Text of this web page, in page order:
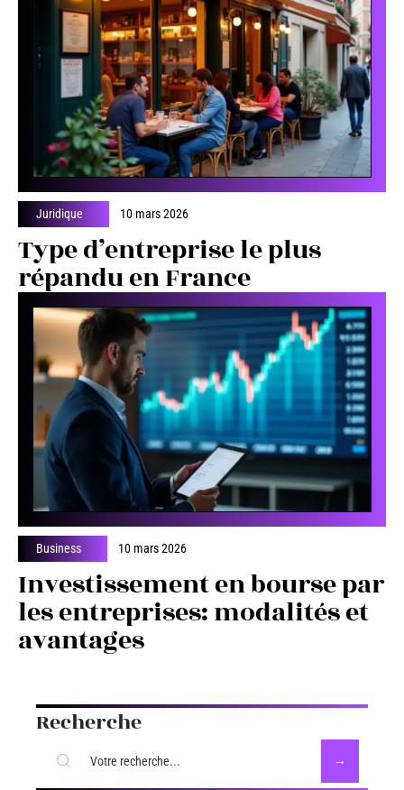
Juridique 10 mars 2026
Type d’entreprise le plus
répandu en France
Business 10 mars 2026
Investissement en bourse par
les entreprises: modalités et
avantages
Recherche